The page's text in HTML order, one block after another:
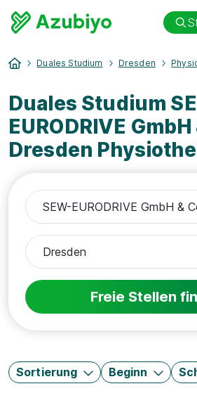
Duales Studium Dresden
Duales Studium
EURODRIVE GmbH
Dresden
Freie Stellen
Sortierung Beginn